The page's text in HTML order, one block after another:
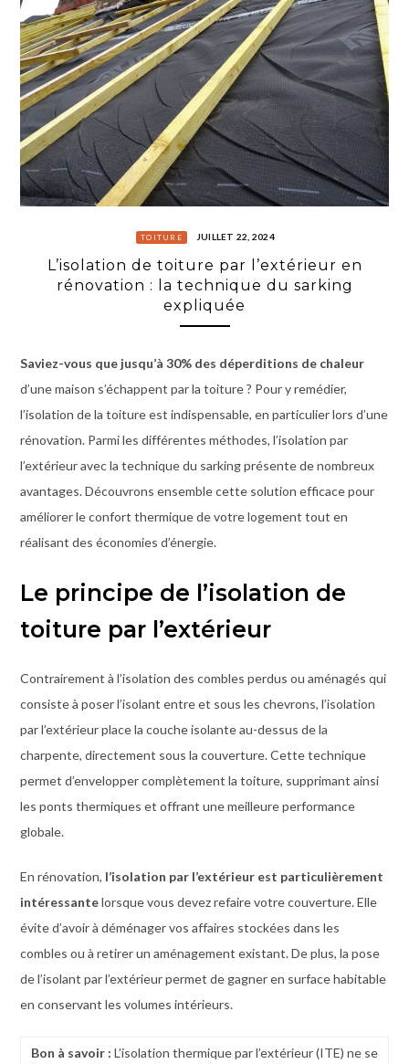
TOITURE JUILLET 22, 2024
L’isolation de toiture par l’extérieur en
rénovation : la technique du sarking
expliquée
Saviez-vous que jusqu’à 30% des déperditions de chaleur
d’une maison s’échappent par la toiture ? Pour y remédier,
l’isolation de la toiture est indispensable, en particulier lors d’une
rénovation. Parmi les différentes méthodes, l’isolation par
l’extérieur avec la technique du sarking présente de nombreux
avantages. Découvrons ensemble cette solution efficace pour
améliorer le confort thermique de votre logement tout en
réalisant des économies d’énergie.
Le principe de l’isolation de
toiture par l’extérieur
Contrairement à l’isolation des combles perdus ou aménagés qui
consiste à poser l’isolant entre et sous les chevrons, l’isolation
par l’extérieur place la couche isolante au-dessus de la
charpente, directement sous la couverture. Cette technique
permet d’envelopper complètement la toiture, supprimant ainsi
les ponts thermiques et offrant une meilleure performance
globale.
En rénovation, l’isolation par l’extérieur est particulièrement
intéressantelorsque vous devez refaire votre couverture. Elle
évite d’avoir à déménager vos affaires stockées dans les
combles ou à retirer un aménagement existant. De plus, la pose
de l’isolant par l’extérieur permet de gagner en surface habitable
en conservant les volumes intérieurs.
Bon à savoir : L’isolation thermique par l’extérieur (ITE) ne se